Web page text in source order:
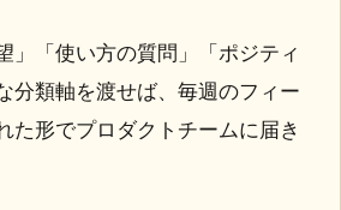
」「使い方の質問」「ポジティ
分類軸を渡せば、毎週のフィー
た形でプロダクトチームに届き